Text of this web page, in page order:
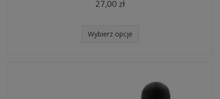
27,00 zł
Wybierz opcje